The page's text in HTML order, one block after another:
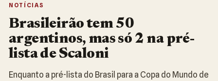
NOTÍCIAS
Brasileirão tem 50
argentinos, mas só 2 na pré-
lista de Scaloni
Enquanto a pré-lista do Brasil para a Copa do Mundo de